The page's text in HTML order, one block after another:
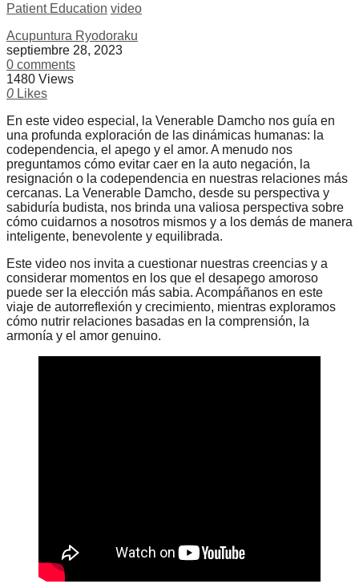
Patient Education video
Acupuntura Ryodoraku
septiembre 28, 2023
0 comments
1480 Views
0 Likes
En este video especial, la Venerable Damcho nos guía en
una profunda exploración de las dinámicas humanas: la
codependencia, el apego y el amor. A menudo nos
preguntamos cómo evitar caer en la auto negación, la
resignación o la codependencia en nuestras relaciones más
cercanas. La Venerable Damcho, desde su perspectiva y
sabiduría budista, nos brinda una valiosa perspectiva sobre
cómo cuidarnos a nosotros mismos y a los demás de manera
inteligente, benevolente y equilibrada.
Este video nos invita a cuestionar nuestras creencias y a
considerar momentos en los que el desapego amoroso
puede ser la elección más sabia. Acompáñanos en este
viaje de autorreflexión y crecimiento, mientras exploramos
cómo nutrir relaciones basadas en la comprensión, la
armonía y el amor genuino.